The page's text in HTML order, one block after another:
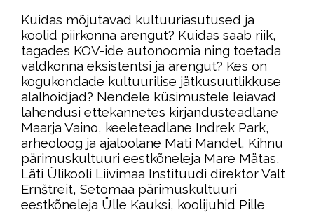
Kuidas mõjutavad kultuuriasutused ja
koolid piirkonna arengut? Kuidas saab riik,
tagades KOV-ide autonoomia ning toetada
valdkonna eksistentsi ja arengut? Kes on
kogukondade kultuurilise jätkusuutlikkuse
alalhoidjad? Nendele küsimustele leiavad
lahendusi ettekannetes kirjandusteadlane
Maarja Vaino, keeleteadlane Indrek Park,
arheoloog ja ajaloolane Mati Mandel, Kihnu
pärimuskultuuri eestkõneleja Mare Mätas,
Läti Ülikooli Liivimaa Instituudi direktor Valt
Ernštreit, Setomaa pärimuskultuuri
eestkõneleja Ülle Kauksi, koolijuhid Pille